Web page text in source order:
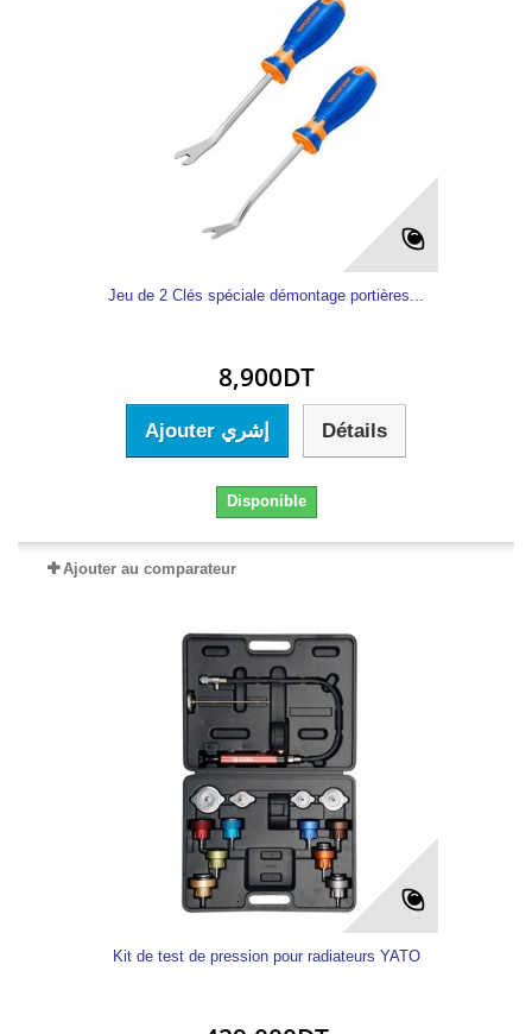
Jeu de 2 Clés spéciale démontage portières...
8,900DT
Ajouter إشري Détails
Disponible
Ajouter au comparateur
Kit de test de pression pour radiateurs YATO